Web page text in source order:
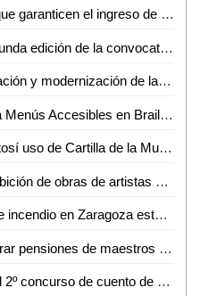
No hay "palancas" ni cursos que garanticen el ingreso de aspirantes a las carreras de la UASLP
Radio y TV UASLP lanza segunda edición de la convocatoria "Artista del Mes"
Ciudadanos agradecen ampliación y modernización de la calle Hidalgo en Ciudad Valles
Gobierno de la Capital entrega Menús Accesibles en Braille y Lengua de Señas Mexicana
Promueve IMSS San Luis Potosí uso de Cartilla de la Mujer Embarazada para seguimiento de la salud de madre e hijo
Más hoteles se unen a la exhibición de obras de artistas vallenses: Rosario Díaz
Se espera controlar totalmente incendio en Zaragoza este Martes: PC
Se seguirá luchando por mejorar pensiones de maestros y trabajadores federales: María Claudia Tristán
Anuncian convocatoria para el 2º concurso de cuento de niños para niños